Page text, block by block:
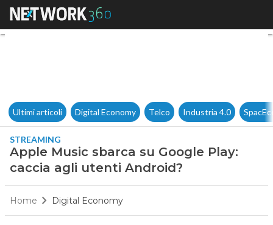
Apple Music sbarca su
Ultimi articoli Digital Economy Telco Industria 4.0
STREAMING
Apple Music sbarca su Google Play:
caccia agli utenti Android?
Home Digital Economy